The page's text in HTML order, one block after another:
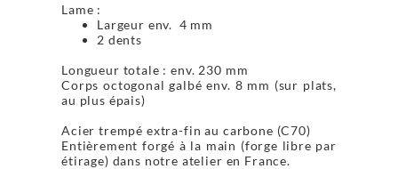
Lame :
Largeur env. 4 mm
2 dents
Longueur totale : env. 230 mm
Corps octogonal galbé env. 8 mm (sur plats,
au plus épais)
Acier trempé extra-fin au carbone (C70)
Entièrement forgé à la main (forge libre par
étirage) dans notre atelier en France.